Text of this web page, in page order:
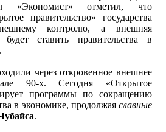
«Экономист» отметил, что
правительство» государства
контролю, а внешняя
будет ставить правительства в
через откровенное внешнее
90-х. Сегодня «Открытое
программы по сокращению
в экономике, продолжая славные
.